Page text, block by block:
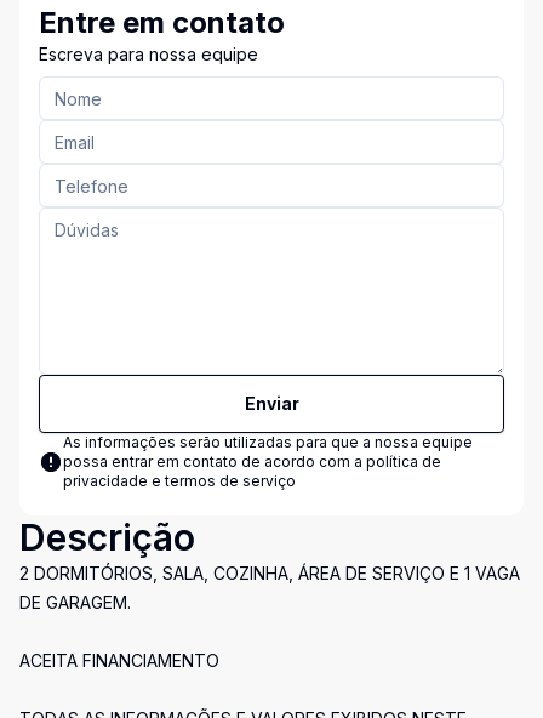
Entre em contato
Escreva para nossa equipe
Enviar
As informações serão utilizadas para que a nossa equipe
possa entrar em contato de acordo com a política de
privacidade e termos de serviço
Descrição
2 DORMITÓRIOS, SALA, COZINHA, ÁREA DE SERVIÇO E 1 VAGA
DE GARAGEM.
ACEITA FINANCIAMENTO